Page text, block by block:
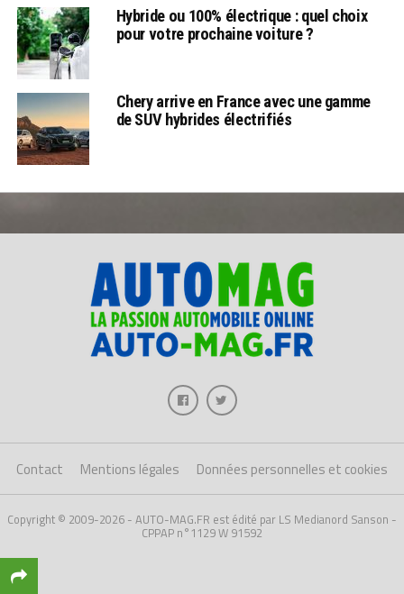
Hybride ou 100% électrique : quel choix
pour votre prochaine voiture ?
Chery arrive en France avec une gamme
de SUV hybrides électrifiés
Contact Mentions légales Données personnelles et cookies
Copyright © 2009-2026 - AUTO-MAG.FR est édité par LS Medianord Sanson -
CPPAP n°1129 W 91592